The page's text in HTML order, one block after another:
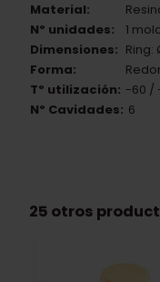
Material:
Nº unidades:
1
Dimensiones: Ring:
Forma:
Tº utilización: -60 /
Nº Cavidades: 6
25 otros